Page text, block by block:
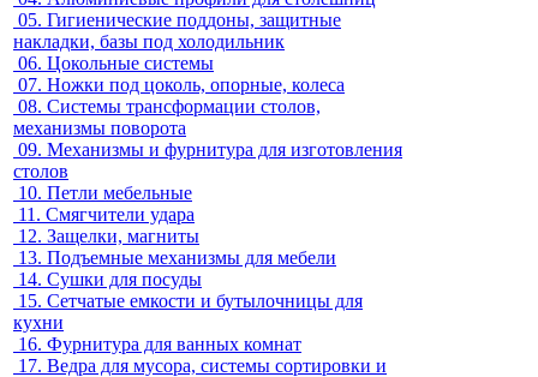
05. Гигиенические поддоны, защитные
накладки, базы под холодильник
06. Цокольные системы
07. Ножки под цоколь, опорные, колеса
08. Системы трансформации столов,
механизмы поворота
09. Механизмы и фурнитура для изготовления
столов
10. Петли мебельные
11. Смягчители удара
12. Защелки, магниты
13. Подъемные механизмы для мебели
14. Сушки для посуды
15. Сетчатые емкости и бутылочницы для
кухни
16. Фурнитура для ванных комнат
17. Ведра для мусора, системы сортировки и